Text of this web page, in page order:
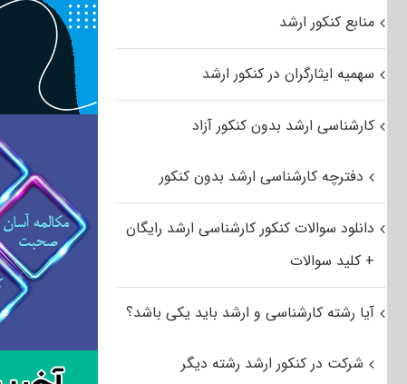
منابع کنکور ارشد
سهمیه ایثارگران در کنکور ارشد
کارشناسی ارشد بدون کنکور آزاد
دفترچه کارشناسی ارشد بدون کنکور
دانلود سوالات کنکور کارشناسی ارشد رایگان
+ کلید سوالات
آیا رشته کارشناسی و ارشد باید یکی باشد؟
شرکت در کنکور ارشد رشته دیگر